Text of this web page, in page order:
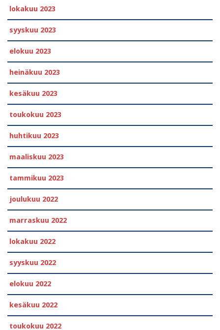
lokakuu 2023
syyskuu 2023
elokuu 2023
heinäkuu 2023
kesäkuu 2023
toukokuu 2023
huhtikuu 2023
maaliskuu 2023
tammikuu 2023
joulukuu 2022
marraskuu 2022
lokakuu 2022
syyskuu 2022
elokuu 2022
kesäkuu 2022
toukokuu 2022